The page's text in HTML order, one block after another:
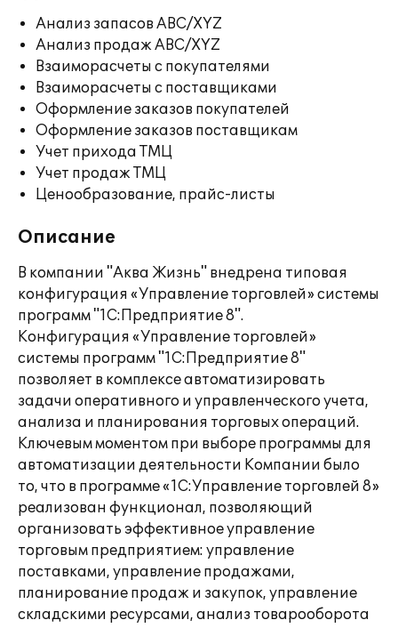
Анализ запасов ABC/XYZ
Анализ продаж ABC/XYZ
Взаиморасчеты с покупателями
Взаиморасчеты с поставщиками
Оформление заказов покупателей
Оформление заказов поставщикам
Учет прихода ТМЦ
Учет продаж ТМЦ
Ценообразование, прайс-листы
Описание
В компании "Аква Жизнь" внедрена типовая
конфигурация «Управление торговлей» системы
программ "1С:Предприятие 8".
Конфигурация «Управление торговлей»
системы программ "1С:Предприятие 8"
позволяет в комплексе автоматизировать
задачи оперативного и управленческого учета,
анализа и планирования торговых операций.
Ключевым моментом при выборе программы для
автоматизации деятельности Компании было
то, что в программе «1С:Управление торговлей 8»
реализован функционал, позволяющий
организовать эффективное управление
торговым предприятием: управление
поставками, управление продажами,
планирование продаж и закупок, управление
складскими ресурсами, анализ товарооборота